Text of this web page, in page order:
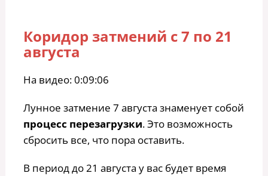
Коридор затмений с 7 по 21
августа
На видео: 0:09:06
Лунное затмение 7 августа знаменует собой
процесс перезагрузки. Это возможность
сбросить все, что пора оставить.
В период до 21 августа у вас будет время